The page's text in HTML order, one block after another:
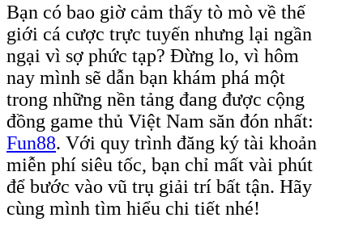
Bạn có bao giờ cảm thấy tò mò về thế
giới cá cược trực tuyến nhưng lại ngần
ngại vì sợ phức tạp? Đừng lo, vì hôm
nay mình sẽ dẫn bạn khám phá một
trong những nền tảng đang được cộng
đồng game thủ Việt Nam săn đón nhất:
Fun88. Với quy trình đăng ký tài khoản
miễn phí siêu tốc, bạn chỉ mất vài phút
để bước vào vũ trụ giải trí bất tận. Hãy
cùng mình tìm hiểu chi tiết nhé!